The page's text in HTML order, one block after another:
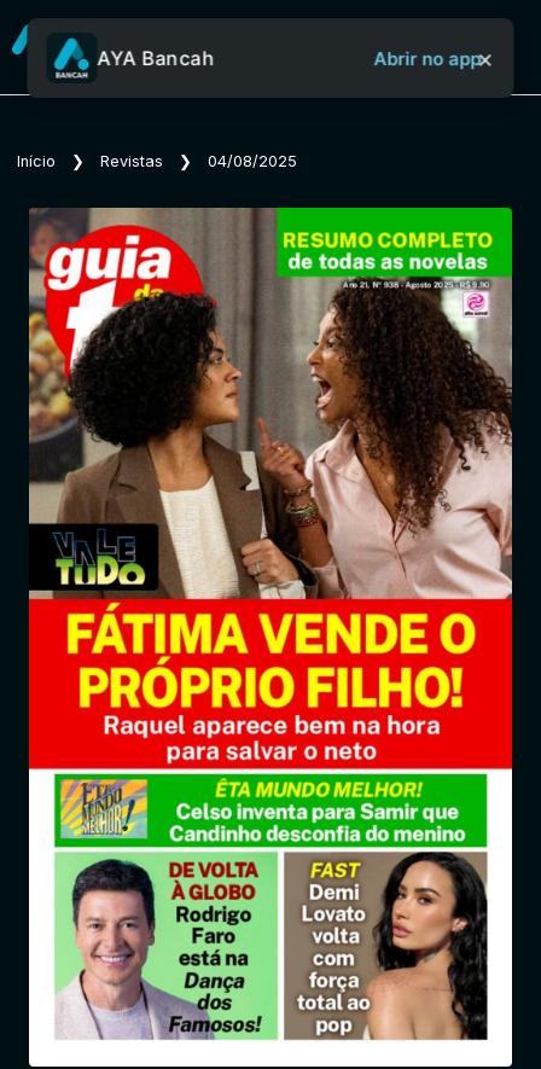
Sobre o Aya Bancah
Início
Revistas
Jornais
Notícias
Entrar
AYA Bancah Abrir no app×
Início ❯ Revistas ❯ 04/08/2025